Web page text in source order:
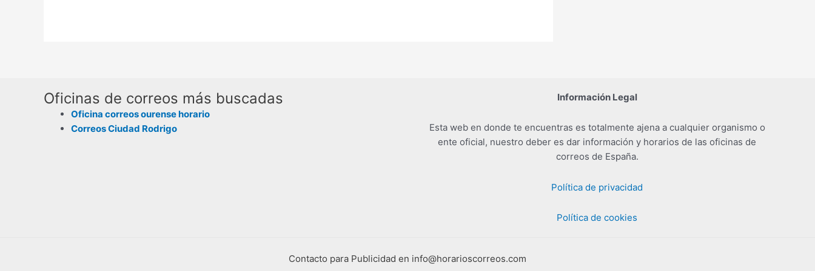
Oficinas de correos más buscadas
Oficina correos ourense horario
Correos Ciudad Rodrigo
Información Legal
Esta web en donde te encuentras es totalmente ajena a cualquier organismo o
ente oficial, nuestro deber es dar información y horarios de las oficinas de
correos de España.
Política de privacidad
Política de cookies
Contacto para Publicidad en info@horarioscorreos.com